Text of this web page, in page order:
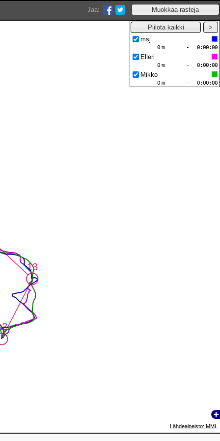
13
13
Jaa:
msj
0:00:00
-
0 m
Elleri
0:00:00
-
0 m
Mikko
0:00:00
-
0 m
Lähdeaineisto: MML